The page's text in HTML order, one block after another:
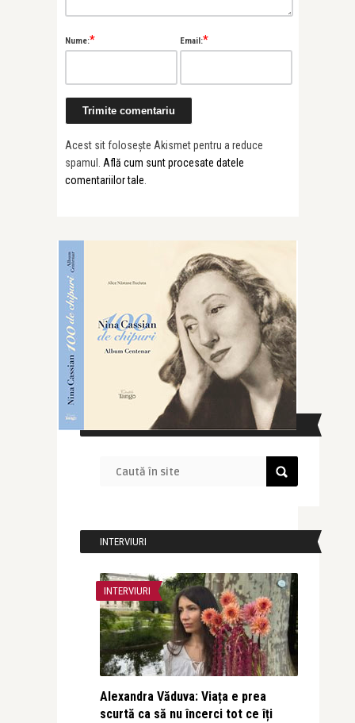
Alice Năstase
Prună’s “Al ...
Nume:* Email:*
Acest sit folosește Akismet pentru a reduce
spamul. Află cum sunt procesate datele
comentariilor tale.
CAUTĂ ÎN SITE
INTERVIURI
INTERVIURI
Alexandra Văduva: Viața e prea
scurtă ca să nu încerci tot ce îți